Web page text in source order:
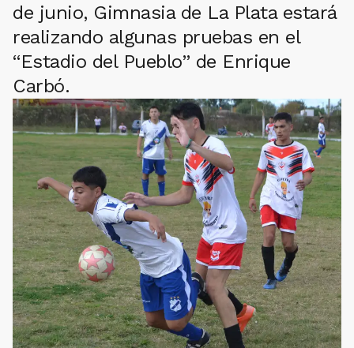
de junio, Gimnasia de La Plata estará
realizando algunas pruebas en el
“Estadio del Pueblo” de Enrique
Carbó.